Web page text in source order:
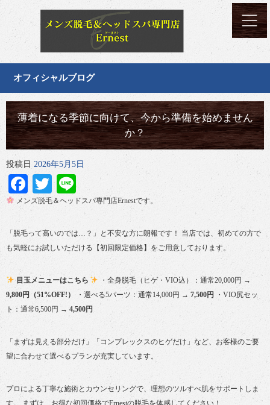
オフィシャルブログ
薄着になる季節に向けて、今から準備を始めません
か？
投稿日 2026年5月5日
Facebook
TwitterLine
メンズ脱毛＆ヘッドスパ専門店Ernestです。
「脱毛って高いのでは…？」と不安な方に朗報です！ 当店では、初めての方で
も気軽にお試しいただける【初回限定価格】をご用意しております。
目玉メニューはこちら
・全身脱毛（ヒゲ・VIO込）：通常20,000円 →
9,800円（51%OFF!）
・選べる5パーツ：通常14,000円 → 7,500円
・VIO尻セッ
ト：通常6,500円 → 4,500円
「まずは見える部分だけ」「コンプレックスのヒゲだけ」など、お客様のご要
望に合わせて選べるプランが充実しています。
プロによる丁寧な施術とカウンセリングで、理想のツルすべ肌をサポートしま
す。 まずは、お得な初回価格でErnestの脱毛を体感してください！